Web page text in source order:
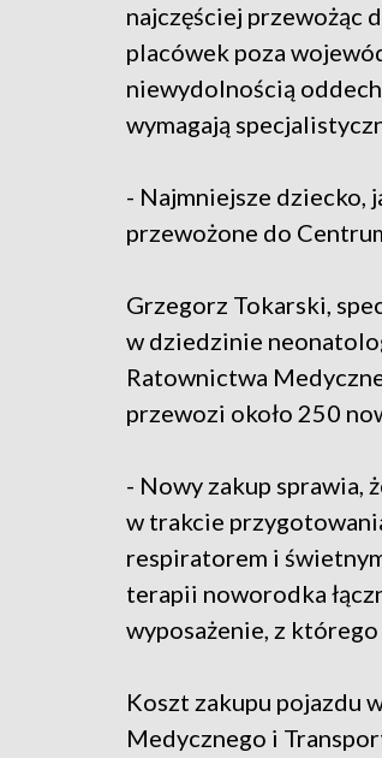
najczęściej przewożąc
placówek poza
niewydolnością
wymagają
- Najmniejsze dziecko,
przewożone do
Grzegorz Tokarski,
w dziedzinie
Ratownictwa
przewozi około 250
- Nowy zakup sprawia,
w trakcie
respiratorem i
terapii noworodka
wyposażenie, z
Koszt zakupu pojazdu
Medycznego i